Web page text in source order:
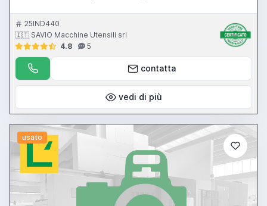
25IND440
🇮🇹 SAVIO Macchine Utensili srl
4.8
5
contatta
vedi di più
usato